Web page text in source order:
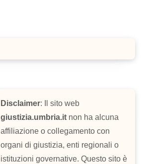
Disclaimer: Il sito web
giustizia.umbria.it non ha alcuna
affiliazione o collegamento con
organi di giustizia, enti regionali o
istituzioni governative. Questo sito è